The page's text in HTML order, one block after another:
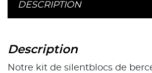
DESCRIPTION
Description
Notre kit de silentblocs de